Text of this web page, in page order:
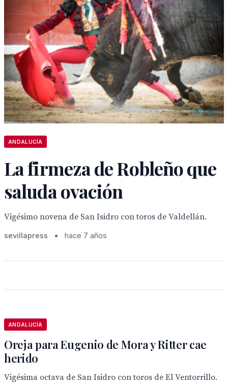
ANDALUCÍA
La firmeza de Robleño que
saluda ovación
Vigésimo novena de San Isidro con toros de Valdellán.
sevillapress • hace 7 años
ANDALUCÍA
Oreja para Eugenio de Mora y Ritter cae
herido
Vigésima octava de San Isidro con toros de El Ventorrillo.